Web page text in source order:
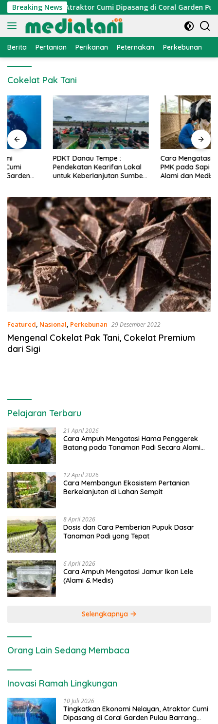
Langsung
ke
konten
Breaking News
Nelayan, Atraktor Cumi Dipasang di Coral Garden Pulau
Berita Pertanian Perikanan Peternakan Perkebunan
Cokelat Pak Tani
PDKT Danau Tempe :
Pendekatan Kearifan Lokal
untuk Keberlanjutan Sumber
Cara Mengatasi Penyakit
PMK pada Sapi Perah Secara
Alami dan Medis
Featured, Nasional, Perkebunan 29 Desember 2022
Mengenal Cokelat Pak Tani, Cokelat Premium
dari Sigi
Pelajaran Terbaru
21 April 2026
Cara Ampuh Mengatasi Hama Penggerek
Batang pada Tanaman Padi Secara Alami
12 April 2026
Cara Membangun Ekosistem Pertanian
Berkelanjutan di Lahan Sempit
8 April 2026
Dosis dan Cara Pemberian Pupuk Dasar
Tanaman Padi yang Tepat
6 April 2026
Cara Ampuh Mengatasi Jamur Ikan Lele
(Alami & Medis)
Selengkapnya
Orang Lain Sedang Membaca
Inovasi Ramah Lingkungan
10 Juli 2026
Tingkatkan Ekonomi Nelayan, Atraktor Cumi
Dipasang di Coral Garden Pulau Barrang